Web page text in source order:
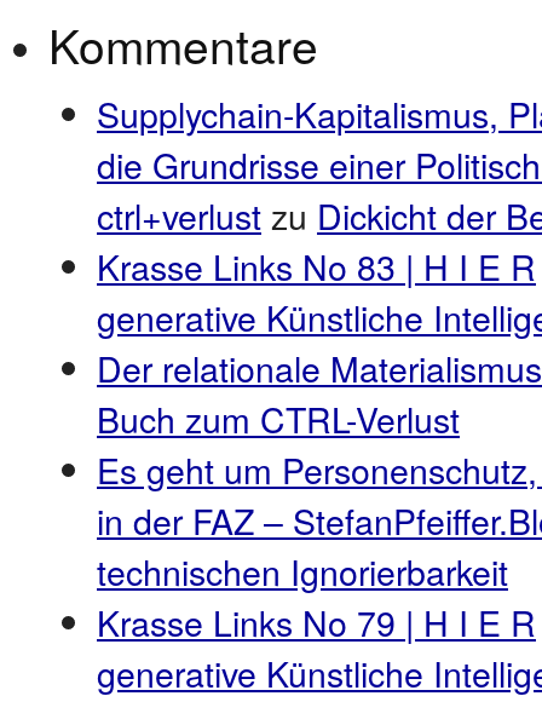
Kommentare
Supplychain-Kapitalismus,
die Grundrisse einer
ctrl+verlustzu Dickicht der
Krasse Links No 83 | H I E R
generative Künstliche
Der relationale
Buch zum CTRL-Verlust
Es geht um
in der FAZ –
technischen Ignorierbarkeit
Krasse Links No 79 | H I E R
generative Künstliche